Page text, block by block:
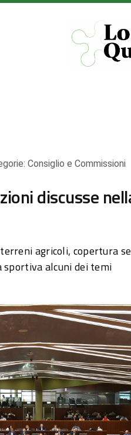
Consiglio e Commissioni
discusse
agricoli, copertura
sportiva alcuni dei temi